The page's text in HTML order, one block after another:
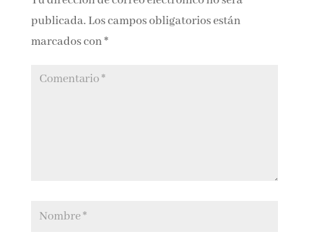
Submit a Comment
Tu dirección de correo electrónico no será
marcados con*